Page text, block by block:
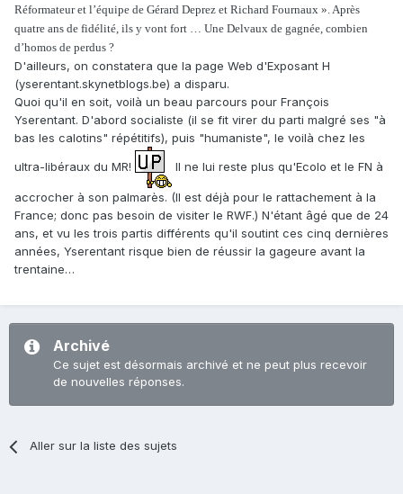
Réformateur et l’équipe de Gérard Deprez et Richard Fournaux ». Après
quatre ans de fidélité, ils y vont fort … Une Delvaux de gagnée, combien
d’homos de perdus ?
D'ailleurs, on constatera que la page Web d'Exposant H
(yserentant.skynetblogs.be) a disparu.
Quoi qu'il en soit, voilà un beau parcours pour François
Yserentant. D'abord socialiste (il se fit virer du parti malgré ses "à
bas les calotins" répétitifs), puis "humaniste", le voilà chez les
ultra-libéraux du MR!
Il ne lui reste plus qu'Ecolo et le FN à
accrocher à son palmarès. (Il est déjà pour le rattachement à la
France; donc pas besoin de visiter le RWF.) N'étant âgé que de 24
ans, et vu les trois partis différents qu'il soutint ces cinq dernières
années, Yserentant risque bien de réussir la gageure avant la
trentaine…
Archivé
Ce sujet est désormais archivé et ne peut plus recevoir
de nouvelles réponses.
Aller sur la liste des sujets